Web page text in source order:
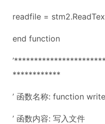
readfile =
end function
************
’ 函数名称: function
’ 函数内容: 写入文件